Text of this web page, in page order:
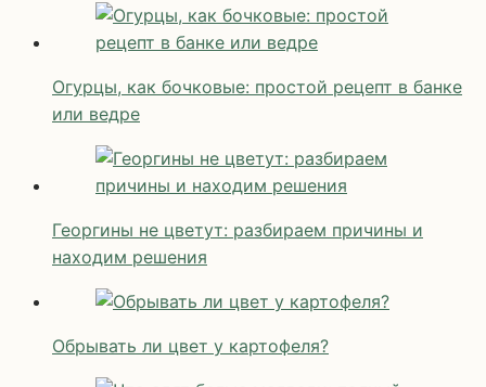
Огурцы, как бочковые: простой рецепт в банке
или ведре
Георгины не цветут: разбираем причины и
находим решения
Обрывать ли цвет у картофеля?